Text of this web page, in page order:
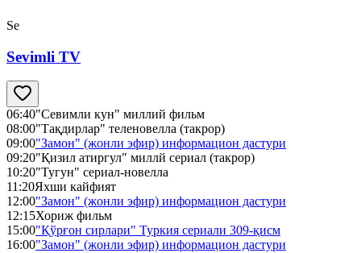
Se
Sevimli TV
06:40"Севимли кун" миллий фильм
08:00"Тақдирлар" теленовелла (такрор)
09:00"Замон" (жонли эфир) информацион дастури
09:20"Қизил атиргул" миллй сериал (такрор)
10:20"Тугун" сериал-новелла
11:20Яхши кайфият
12:00"Замон" (жонли эфир) информацион дастури
12:15Хориж фильм
15:00"Қўрғон сирлари" Туркия сериали 309-қисм
16:00"Замон" (жонли эфир) информацион дастури